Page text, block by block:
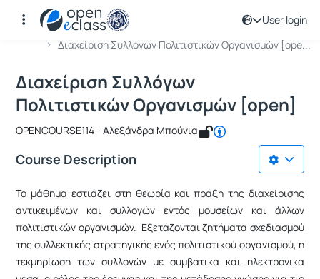
User login
Αρχική Σελίδα
Διαχείριση Συλλόγων Πολιτιστικών Οργανισμών [ope...
Course : Διαχείριση Συλλόγων
Course code : OPENCOURSE114
Διαχείριση Συλλόγων
Πολιτιστικών Οργανισμών [open]
OPENCOURSE114 - Αλεξάνδρα Μπούνια
Course Description
Το μάθημα εστιάζει στη θεωρία και πράξη της διαχείρισης
αντικειμένων και συλλογών εντός μουσείων και άλλων
πολιτιστικών οργανισμών. Εξετάζονται ζητήματα σχεδιασμού
της συλλεκτικής στρατηγικής ενός πολιτιστικού οργανισμού, η
τεκμηρίωση των συλλογών με συμβατικά και ηλεκτρονικά